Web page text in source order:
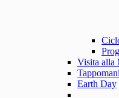
Visita alla
Earth Day